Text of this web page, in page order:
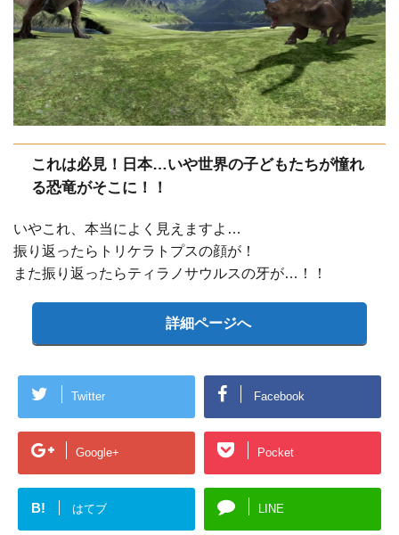
これは必見！日本…いや世界の子どもたちが憧れ
る恐竜がそこに！！
いやこれ、本当によく見えますよ…
振り返ったらトリケラトプスの顔が！
また振り返ったらティラノサウルスの牙が…！！
詳細ページへ
Twitter Facebook
Google+ Pocket
B! はてブ LINE